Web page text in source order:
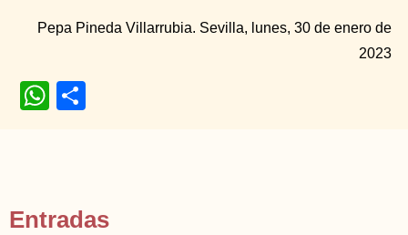
Pepa Pineda Villarrubia. Sevilla, lunes, 30 de enero de
2023
WhatsApp
Entradas